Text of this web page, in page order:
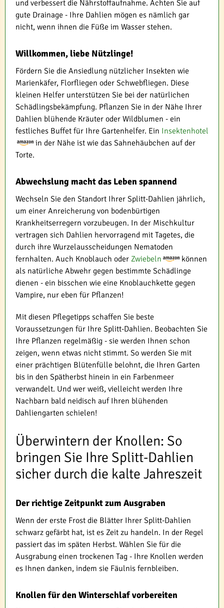
und verbessert die Nährstoffaufnahme. Achten Sie auf
gute Drainage - Ihre Dahlien mögen es nämlich gar
nicht, wenn ihnen die Füße im Wasser stehen.
Willkommen, liebe Nützlinge!
Fördern Sie die Ansiedlung nützlicher Insekten wie
Marienkäfer, Florfliegen oder Schwebfliegen. Diese
kleinen Helfer unterstützen Sie bei der natürlichen
Schädlingsbekämpfung. Pflanzen Sie in der Nähe Ihrer
Dahlien blühende Kräuter oder Wildblumen - ein
festliches Buffet für Ihre Gartenhelfer. Ein Insektenhotel
in der Nähe ist wie das Sahnehäubchen auf der
Torte.
Abwechslung macht das Leben spannend
Wechseln Sie den Standort Ihrer Splitt-Dahlien jährlich,
um einer Anreicherung von bodenbürtigen
Krankheitserregern vorzubeugen. In der Mischkultur
vertragen sich Dahlien hervorragend mit Tagetes, die
durch ihre Wurzelausscheidungen Nematoden
fernhalten. Auch Knoblauch oder Zwiebeln
können
als natürliche Abwehr gegen bestimmte Schädlinge
dienen - ein bisschen wie eine Knoblauchkette gegen
Vampire, nur eben für Pflanzen!
Mit diesen Pflegetipps schaffen Sie beste
Voraussetzungen für Ihre Splitt-Dahlien. Beobachten Sie
Ihre Pflanzen regelmäßig - sie werden Ihnen schon
zeigen, wenn etwas nicht stimmt. So werden Sie mit
einer prächtigen Blütenfülle belohnt, die Ihren Garten
bis in den Spätherbst hinein in ein Farbenmeer
verwandelt. Und wer weiß, vielleicht werden Ihre
Nachbarn bald neidisch auf Ihren blühenden
Dahliengarten schielen!
Überwintern der Knollen: So
bringen Sie Ihre Splitt-Dahlien
sicher durch die kalte Jahreszeit
Der richtige Zeitpunkt zum Ausgraben
Wenn der erste Frost die Blätter Ihrer Splitt-Dahlien
schwarz gefärbt hat, ist es Zeit zu handeln. In der Regel
passiert das im späten Herbst. Wählen Sie für die
Ausgrabung einen trockenen Tag - Ihre Knollen werden
es Ihnen danken, indem sie Fäulnis fernbleiben.
Knollen für den Winterschlaf vorbereiten